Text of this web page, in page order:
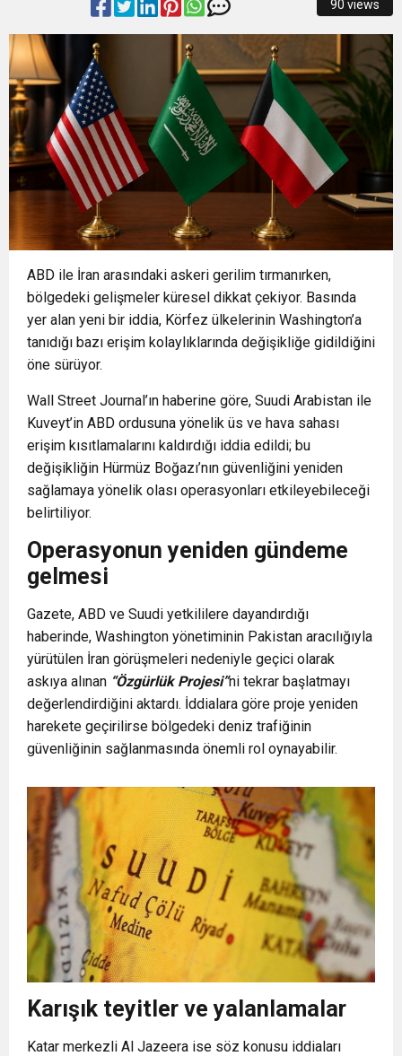
Osmangazi’de Yeşil Alanlar Titizlikle
Korunuyor
12:19 BÜYÜKORHAN’DA ŞENLİK COŞKUSU
12:17 “İzmir’de zeybek bilmeyen kalmasın” çağrısı
500 kişilik topluluğa dönüştü
0:37 SATRANÇTA BURSA BÜYÜKŞEHİR FARKI
90 views
ABD ile İran arasındaki askeri gerilim tırmanırken,
bölgedeki gelişmeler küresel dikkat çekiyor. Basında
yer alan yeni bir iddia, Körfez ülkelerinin Washington’a
tanıdığı bazı erişim kolaylıklarında değişikliğe gidildiğini
öne sürüyor.
Wall Street Journal’ın haberine göre, Suudi Arabistan ile
Kuveyt’in ABD ordusuna yönelik üs ve hava sahası
erişim kısıtlamalarını kaldırdığı iddia edildi; bu
değişikliğin Hürmüz Boğazı’nın güvenliğini yeniden
sağlamaya yönelik olası operasyonları etkileyebileceği
belirtiliyor.
Operasyonun yeniden gündeme
gelmesi
Gazete, ABD ve Suudi yetkililere dayandırdığı
haberinde, Washington yönetiminin Pakistan aracılığıyla
yürütülen İran görüşmeleri nedeniyle geçici olarak
askıya alınan “Özgürlük Projesi”ni tekrar başlatmayı
değerlendirdiğini aktardı. İddialara göre proje yeniden
harekete geçirilirse bölgedeki deniz trafiğinin
güvenliğinin sağlanmasında önemli rol oynayabilir.
Karışık teyitler ve yalanlamalar
Katar merkezli Al Jazeera ise söz konusu iddiaları